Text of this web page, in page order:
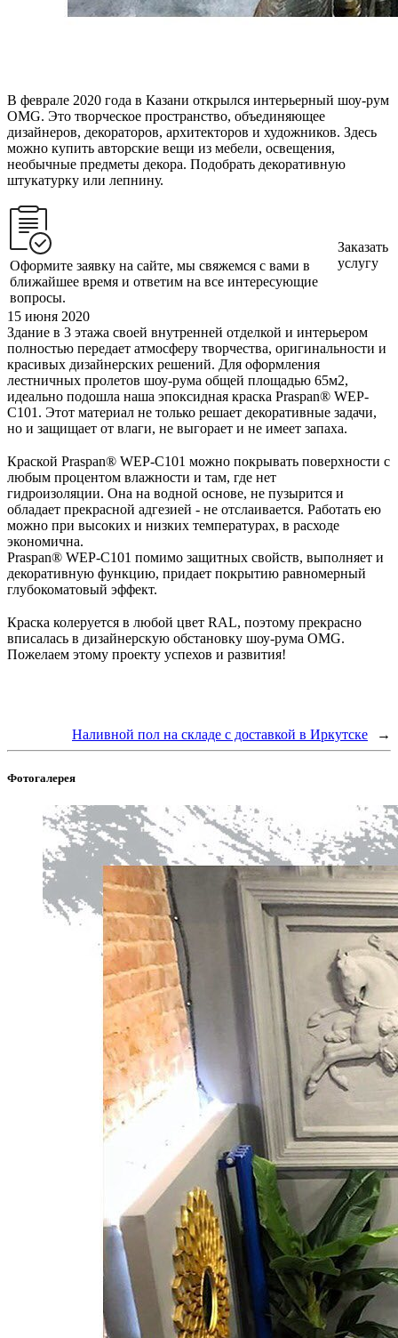
В феврале 2020 года в Казани открылся интерьерный шоу-рум
OMG. Это творческое пространство, объединяющее
дизайнеров, декораторов, архитекторов и художников. Здесь
можно купить авторские вещи из мебели, освещения,
необычные предметы декора. Подобрать декоративную
штукатурку или лепнину.
Оформите заявку на сайте, мы свяжемся с вами в
ближайшее время и ответим на все интересующие
вопросы.
Заказать
услугу
15 июня 2020
Здание в 3 этажа своей внутренней отделкой и интерьером
полностью передает атмосферу творчества, оригинальности и
красивых дизайнерских решений. Для оформления
лестничных пролетов шоу-рума общей площадью 65м2,
идеально подошла наша эпоксидная краска Praspan® WEP-
C101. Этот материал не только решает декоративные задачи,
но и защищает от влаги, не выгорает и не имеет запаха.
Краской Praspan® WEP-C101 можно покрывать поверхности с
любым процентом влажности и там, где нет
гидроизоляции. Она на водной основе, не пузырится и
обладает прекрасной адгезией - не отслаивается. Работать ею
можно при высоких и низких температурах, в расходе
экономична.
Praspan® WEP-C101 помимо защитных свойств, выполняет и
декоративную функцию, придает покрытию равномерный
глубокоматовый эффект.
Краска колеруется в любой цвет RAL, поэтому прекрасно
вписалась в дизайнерскую обстановку шоу-рума OMG.
Пожелаем этому проекту успехов и развития!
Наливной пол на складе с доставкой в Иркутске →
Фотогалерея